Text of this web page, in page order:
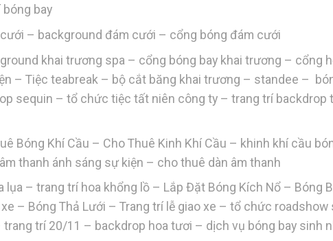
bay
– background đám cưới – cổng bóng đám cưới
khai trương spa – cổng bóng bay khai trương – cổng
– Tiệc teabreak – bộ cắt băng khai trương – standee –
sequin – tổ chức tiệc tất niên công ty – trang trí backdrop
Bóng Khí Cầu – Cho Thuê Kinh Khí Cầu – khinh khí cầu
thanh ánh sáng sự kiện – cho thuê dàn âm thanh
– trang trí hoa khổng lồ – Lắp Đặt Bóng Kích Nổ – Bóng
– Bóng Thả Lưới – Trang trí lễ giao xe – tổ chức roadshow
trí 20/11 – backdrop hoa tươi – dịch vụ bóng bay sinh